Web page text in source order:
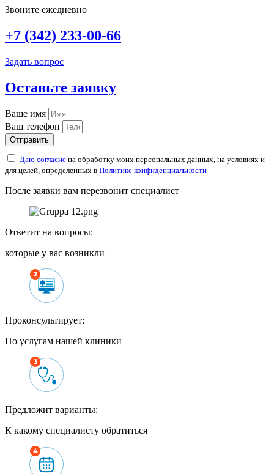
Звоните ежедневно
+7 (342) 233-00-66
Задать вопрос
Оставьте заявку
Ваше имя
Ваш телефон
Даю согласие на обработку моих персональных данных, на условиях и
для целей, определенных в Политике конфиденциальности
Отправить
После заявки вам перезвонит специалист
Ответит на вопросы:
которые у вас возникли
Проконсультирует:
По услугам нашей клиники
Предложит варианты:
К какому специалисту обратиться